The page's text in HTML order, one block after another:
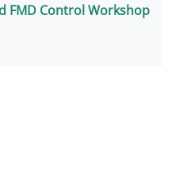
Safe Trade and FMD